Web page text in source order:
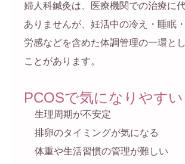
婦人科鍼灸は、医療機関での治療に
ありませんが、妊活中の冷え・睡眠
労感などを含めた体調管理の一環と
ことがあります。
PCOSで気になりやすい
生理周期が不安定
排卵のタイミングが気になる
体重や生活習慣の管理が難しい